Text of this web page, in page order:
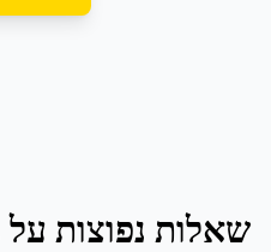
שאלות נפוצות על